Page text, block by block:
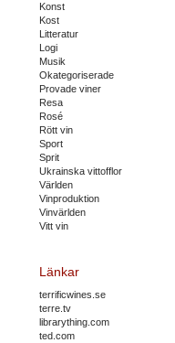
Konst
Kost
Litteratur
Logi
Musik
Okategoriserade
Provade viner
Resa
Rosé
Rött vin
Sport
Sprit
Ukrainska vittofflor
Världen
Vinproduktion
Vinvärlden
Vitt vin
Länkar
terrificwines.se
terre.tv
librarything.com
ted.com